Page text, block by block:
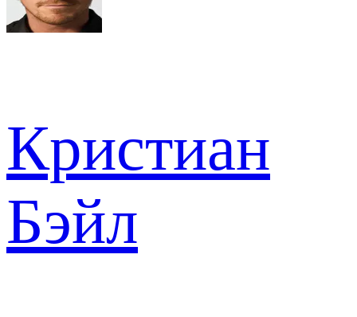
Кристиан
Бэйл